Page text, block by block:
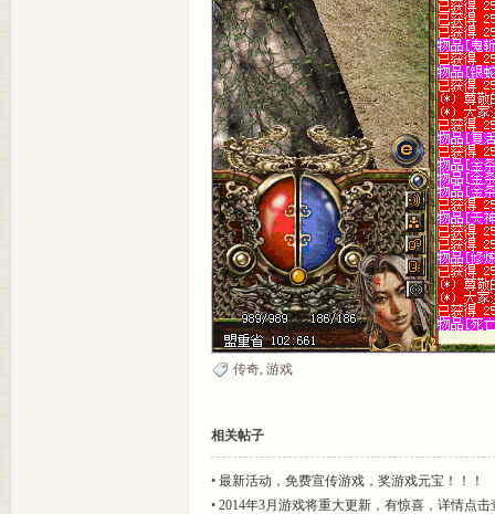
传奇, 游戏
相关帖子
• 最新活动，免费宣传游戏，奖游戏元宝！！！
• 2014年3月游戏将重大更新，有惊喜，详情点击